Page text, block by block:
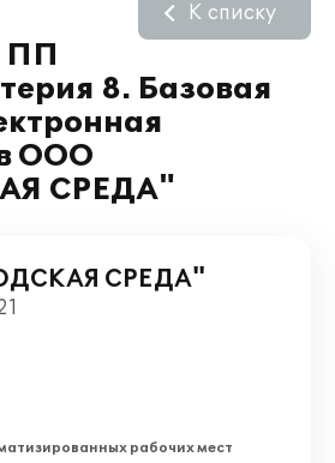
ПП
8. Базовая
ООО
СРЕДА"
К списку
СРЕДА"
рабочих мест